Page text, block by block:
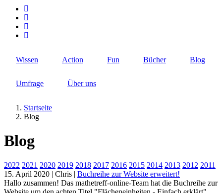
Wissen Action Fun Bücher Blog
Umfrage Über uns
Pfadnavigation
Startseite
Blog
Blog
2022 2021 2020 2019 2018 2017 2016 2015 2014 2013 2012 2011
15. April 2020 | Chris | Buchreihe zur Website erweitert!
Hallo zusammen! Das mathetreff-online-Team hat die Buchreihe zur